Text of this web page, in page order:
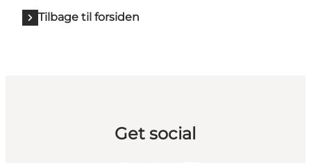
Tilbage til forsiden
Get social